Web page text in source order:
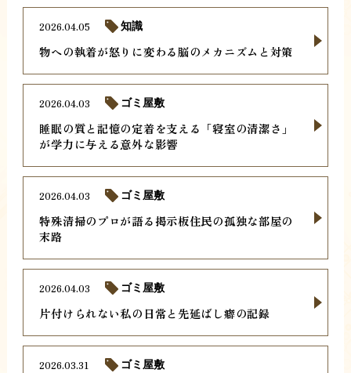
物への執着が怒りに変わる脳のメカニズムと対策
2026.04.05 知識
睡眠の質と記憶の定着を支える「寝室の清潔さ」
が学力に与える意外な影響
2026.04.03 ゴミ屋敷
特殊清掃のプロが語る掲示板住民の孤独な部屋の
末路
2026.04.03 ゴミ屋敷
片付けられない私の日常と先延ばし癖の記録
2026.04.03 ゴミ屋敷
2026.03.31 ゴミ屋敷